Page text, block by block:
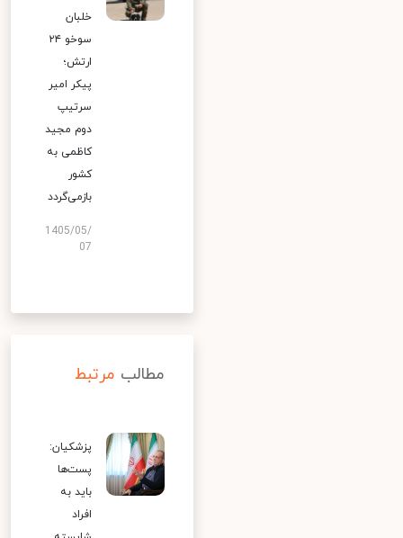
خلبان
سوخو ۲۴
ارتش؛
پیکر امیر
سرتیپ
دوم مجید
کاظمی به
کشور
بازمی‌گردد
1405/05/
07
مطالب مرتبط
پزشکیان:
پست‌ها
باید به
افراد